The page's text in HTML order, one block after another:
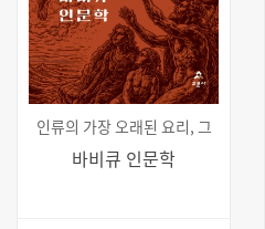
인류의 가장 오래된 요리, 그
바비큐 인문학